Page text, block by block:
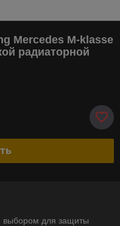
Mercedes M-klasse
радиаторной
выбором для защиты